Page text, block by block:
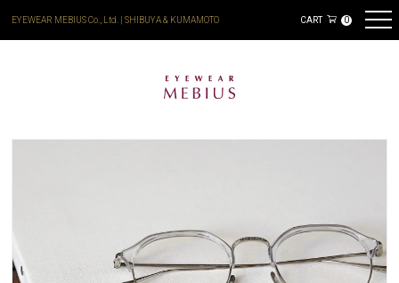
EYEWEAR MEBIUS Co., Ltd. | SHIBUYA & KUMAMOTO CART 0